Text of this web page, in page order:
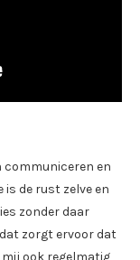
communiceren en
is de rust zelve en
zonder daar
zorgt ervoor dat
ook regelmatig